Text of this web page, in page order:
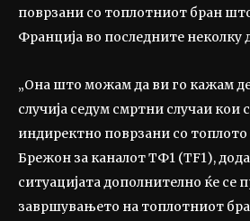
поврзани со топлотниот бран
Франција во последните неколку
„Она што можам да ви го кажам
случија седум смртни случаи кои
индиректно поврзани со топлото
Брежон за каналот ТФ1 (TF1),
ситуацијата дополнително ќе се
завршувањето на топлотниот